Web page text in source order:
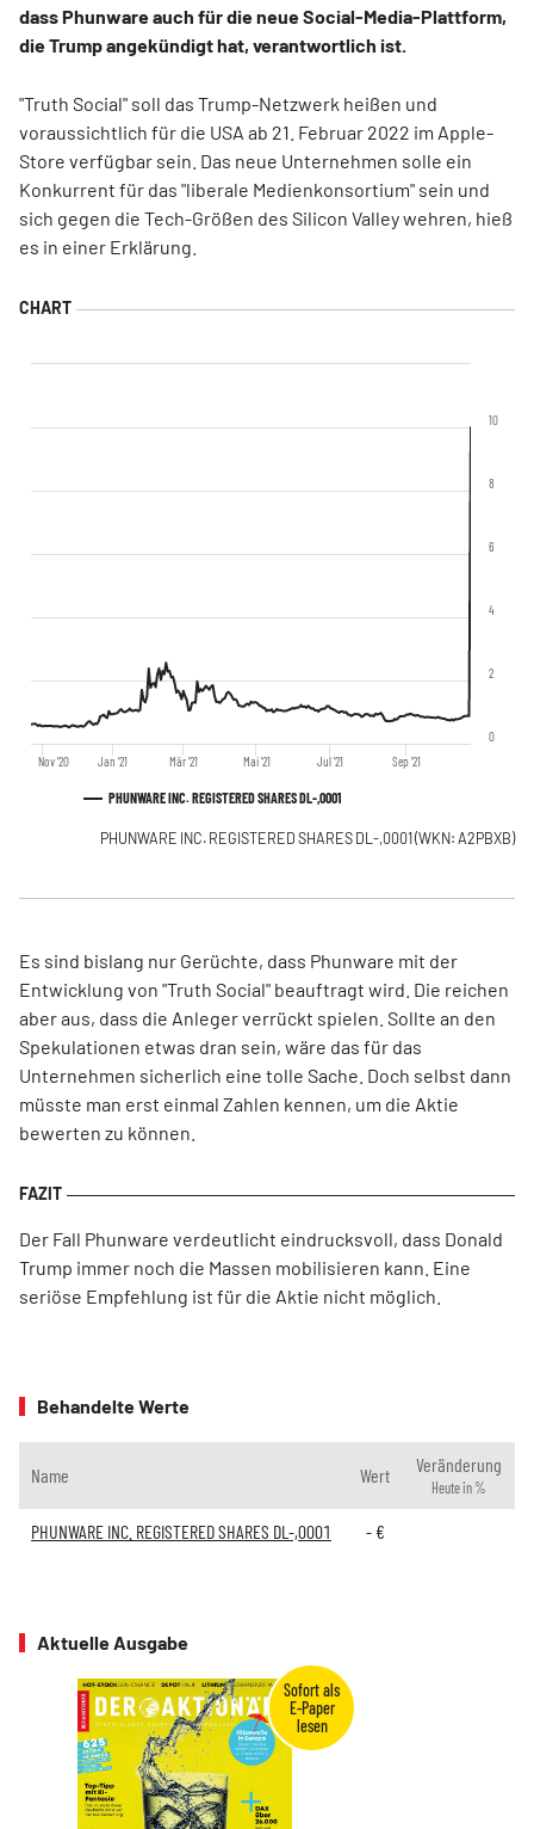
dass Phunware auch für die neue Social-Media-Plattform,
die Trump angekündigt hat, verantwortlich ist.
"Truth Social" soll das Trump-Netzwerk heißen und
voraussichtlich für die USA ab 21. Februar 2022 im Apple-
Store verfügbar sein. Das neue Unternehmen solle ein
Konkurrent für das "liberale Medienkonsortium" sein und
sich gegen die Tech-Größen des Silicon Valley wehren, hieß
es in einer Erklärung.
PHUNWARE INC. REGISTERED SHARES DL-,0001
Nov '20 Jan '21 Mär '21 Mai '21 Jul '21 Sep '21
0
2
4
6
8
10
PHUNWARE INC. REGISTERED SHARES DL-,0001 (WKN: A2PBXB)
Es sind bislang nur Gerüchte, dass Phunware mit der
Entwicklung von "Truth Social" beauftragt wird. Die reichen
aber aus, dass die Anleger verrückt spielen. Sollte an den
Spekulationen etwas dran sein, wäre das für das
Unternehmen sicherlich eine tolle Sache. Doch selbst dann
müsste man erst einmal Zahlen kennen, um die Aktie
bewerten zu können.
Der Fall Phunware verdeutlicht eindrucksvoll, dass Donald
Trump immer noch die Massen mobilisieren kann. Eine
seriöse Empfehlung ist für die Aktie nicht möglich.
Behandelte Werte
Name Wert Veränderung
Heute in %
PHUNWARE INC. REGISTERED SHARES DL-,0001 -€
Aktuelle Ausgabe